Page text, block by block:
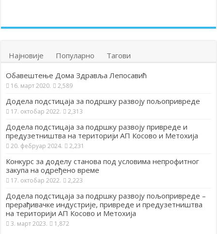
Најновије Популарно Тагови
Обавештење Дома Здравља Лепосавић
16. март 2020. 2,589
Додела подстицаја за подршку развоју пољопривреде
17. октобар 2022. 2,313
Додела подстицаја за подршку развоју привреде и
предузетништва на територији АП Косово и Метохија
20. фебруар 2024. 2,231
Конкурс за доделу станова под условима непрофитног
закупа на одређено време
17. октобар 2022. 2,223
Додела подстицаја за подршку развоју пољопривреде –
прерађивачке индустрије, привреде и предузетништва
на територији АП Косово и Метохија
3. март 2023. 1,872